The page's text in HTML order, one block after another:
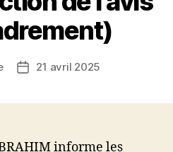
Date21 avril 2025
informe les